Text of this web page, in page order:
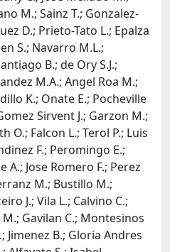
M.; Sainz T.; Gonzalez-
D.; Prieto-Tato L.; Epalza
S.; Navarro M.L.;
B.; de Ory S.J.;
M.A.; Angel Roa M.;
K.; Onate E.; Pocheville
Sirvent J.; Garzon M.;
O.; Falcon L.; Terol P.; Luis
F.; Peromingo E.;
A.; Jose Romero F.; Perez
M.; Bustillo M.;
J.; Vila L.; Calvino C.;
Gavilan C.; Montesinos
Jimenez B.; Gloria Andres